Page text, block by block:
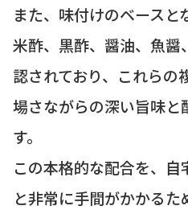
また、味付けのベースと
米酢、黒酢、醤油、魚醤
認されており、これらの
場さながらの深い旨味と
す。
この本格的な配合を、自
と非常に手間がかかるた